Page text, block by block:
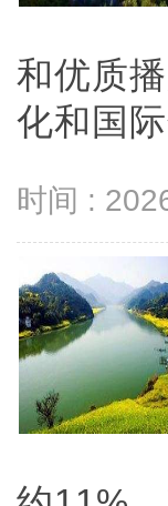
和优质
化和国
时间 :